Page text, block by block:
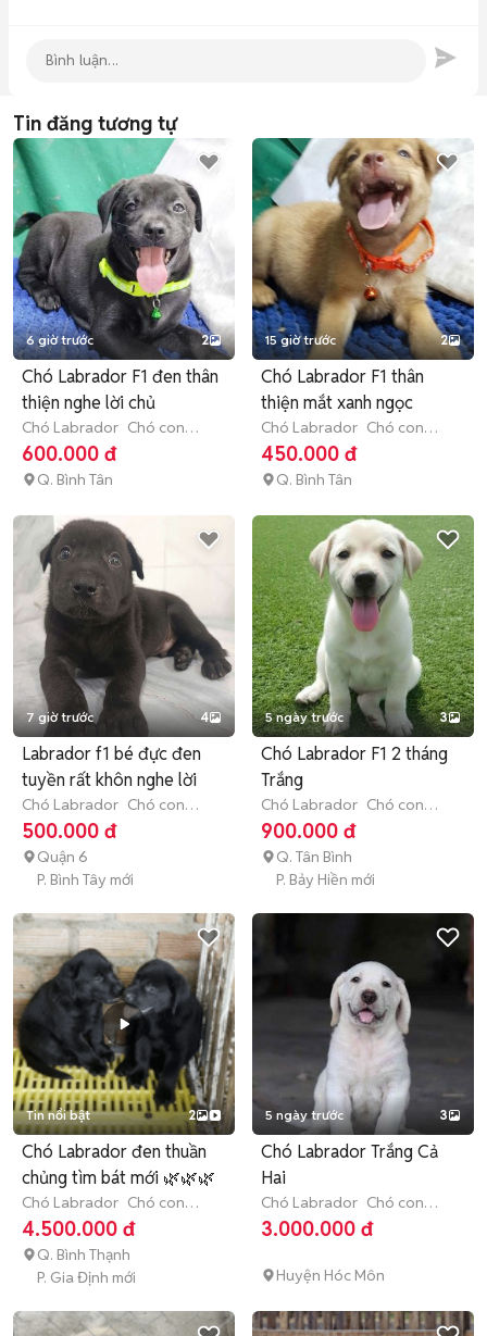
Tin đăng tương tự
6 giờ trước 2
Chó Labrador F1 đen thân
thiện nghe lời chủ
Chó Labrador Chó con
(dưới 3 tháng tuổi)
600.000 đ
Q. Bình Tân
15 giờ trước 2
Chó Labrador F1 thân
thiện mắt xanh ngọc
Chó Labrador Chó con
(dưới 3 tháng tuổi)
450.000 đ
Q. Bình Tân
7 giờ trước 4
Labrador f1 bé đực đen
tuyền rất khôn nghe lời
Chó Labrador Chó con
(dưới 3 tháng tuổi)
500.000 đ
Quận 6
P. Bình Tây mới
5 ngày trước 3
Chó Labrador F1 2 tháng
Trắng
Chó Labrador Chó con
(dưới 3 tháng tuổi)
900.000 đ
Q. Tân Bình
P. Bảy Hiền mới
Tin nổi bật 2
Chó Labrador đen thuần
chủng tìm bát mới 🌿🌿🌿
Chó Labrador Chó con
(dưới 3 tháng tuổi)
4.500.000 đ
Q. Bình Thạnh
P. Gia Định mới
5 ngày trước 3
Chó Labrador Trắng Cả
Hai
Chó Labrador Chó con
(dưới 3 tháng tuổi)
3.000.000 đ
Huyện Hóc Môn